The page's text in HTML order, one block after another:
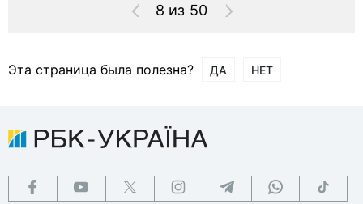
8 из 50
Эта страница была полезна? ДА НЕТ